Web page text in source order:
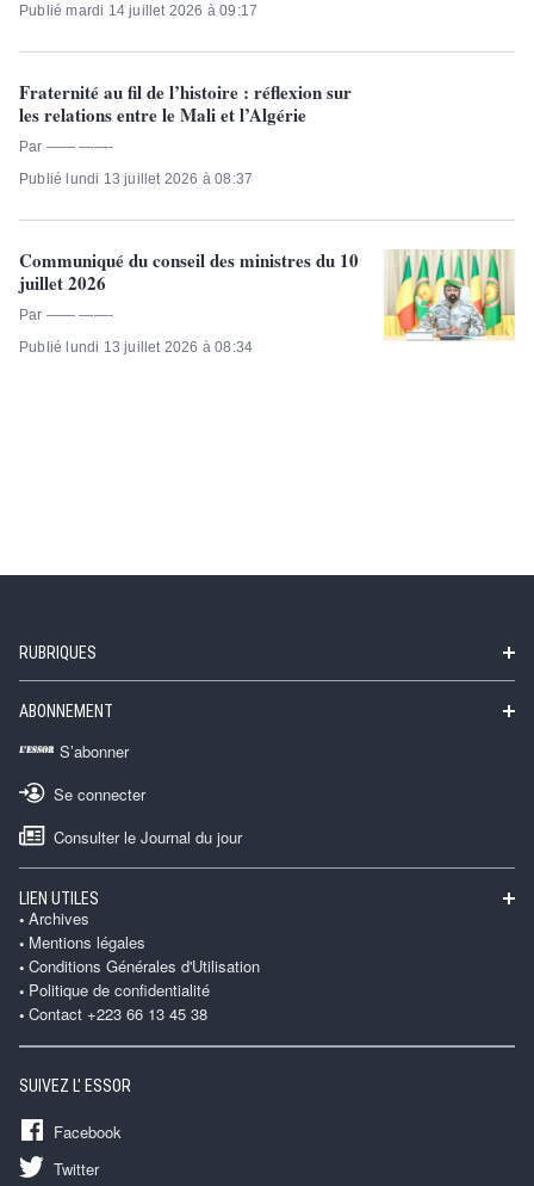
Publié mardi 14 juillet 2026 à 09:17
Fraternité au fil de l’histoire : réflexion sur
les relations entre le Mali et l’Algérie
Par —— ——-
Publié lundi 13 juillet 2026 à 08:37
Communiqué du conseil des ministres du 10
juillet 2026
Par —— ——-
Publié lundi 13 juillet 2026 à 08:34
RUBRIQUES
ABONNEMENT
S’abonner
Se connecter
Consulter le Journal du jour
LIEN UTILES
Archives
Mentions légales
Conditions Générales d'Utilisation
Politique de confidentialité
Contact +223 66 13 45 38
SUIVEZ L' ESSOR
Facebook
Twitter